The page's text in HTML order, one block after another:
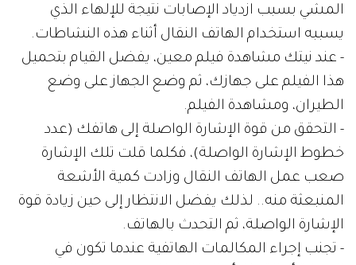
المشي بسبب ازدياد الإصابات نتيجة للإلهاء الذي
يسببه استخدام الهاتف النقال أثناء هذه النشاطات.
- عند نيتك مشاهدة فيلم معين، يفضل القيام بتحميل
هذا الفيلم على جهازك، ثم وضع الجهاز على وضع
الطيران، ومشاهدة الفيلم.
- التحقق من قوة الإشارة الواصلة إلى هاتفك (عدد
خطوط الإشارة الواصلة)، فكلما قلت تلك الإشارة
صعب عمل الهاتف النقال وزادت كمية الأشعة
المنبعثة منه.. لذلك يفضل الانتظار إلى حين زيادة قوة
الإشارة الواصلة، ثم التحدث بالهاتف.
- تجنب إجراء المكالمات الهاتفية عندما تكون في